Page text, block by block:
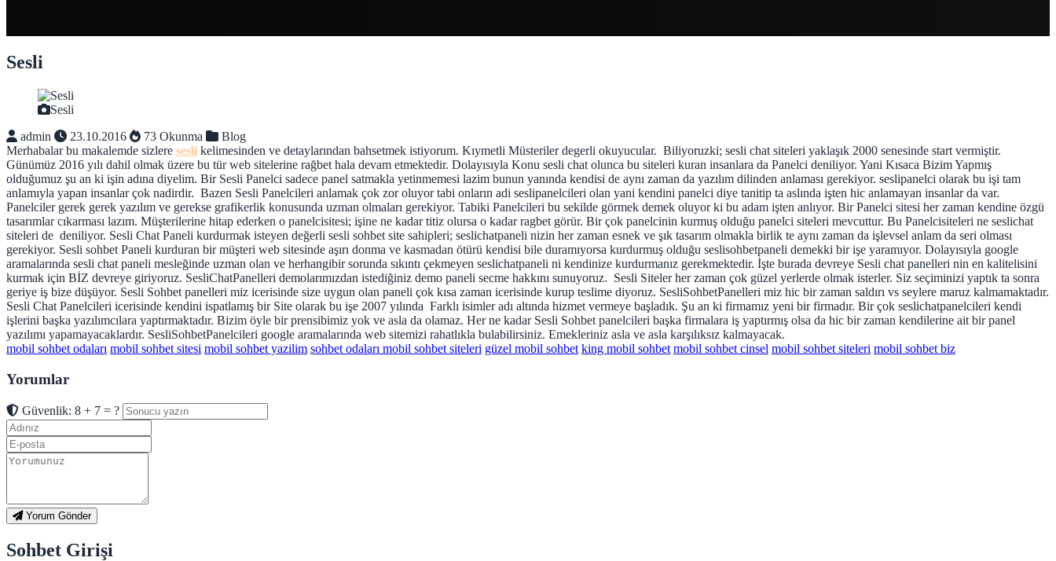
Sesli
Sesli
admin
23.10.2016 73 Okunma
Blog
Merhabalar bu makalemde sizlere sesli kelimesinden ve detaylarından bahsetmek istiyorum. Kıymetli Müsteriler degerli okuyucular. Biliyoruzki; sesli chat siteleri yaklaşık 2000 senesinde start vermiştir.
Günümüz 2016 yılı dahil olmak üzere bu tür web sitelerine rağbet hala devam etmektedir. Dolayısıyla Konu sesli chat olunca bu siteleri kuran insanlara da Panelci deniliyor. Yani Kısaca Bizim Yapmış
olduğumuz şu an ki işin adına diyelim. Bir Sesli Panelci sadece panel satmakla yetinmemesi lazim bunun yanında kendisi de aynı zaman da yazılım dilinden anlaması gerekiyor. seslipanelci olarak bu işi tam
anlamıyla yapan insanlar çok nadirdir. Bazen Sesli Panelcileri anlamak çok zor oluyor tabi onların adi seslipanelcileri olan yani kendini panelci diye tanitip ta aslında işten hic anlamayan insanlar da var.
Panelciler gerek gerek yazılım ve gerekse grafikerlik konusunda uzman olmaları gerekiyor. Tabiki Panelcileri bu sekilde görmek demek oluyor ki bu adam işten anlıyor. Bir Panelci sitesi her zaman kendine özgü
tasarımlar cıkarması lazım. Müşterilerine hitap ederken o panelcisitesi; işine ne kadar titiz olursa o kadar ragbet görür. Bir çok panelcinin kurmuş olduğu panelci siteleri mevcuttur. Bu Panelcisiteleri ne seslichat
siteleri de deniliyor. Sesli Chat Paneli kurdurmak isteyen değerli sesli sohbet site sahipleri; seslichatpaneli nizin her zaman esnek ve şık tasarım olmakla birlik te aynı zaman da işlevsel anlam da seri olması
gerekiyor. Sesli sohbet Paneli kurduran bir müşteri web sitesinde aşırı donma ve kasmadan ötürü kendisi bile duramıyorsa kurdurmuş olduğu seslisohbetpaneli demekki bir işe yaramıyor. Dolayısıyla google
aramalarında sesli chat paneli mesleğinde uzman olan ve herhangibir sorunda sıkıntı çekmeyen seslichatpaneli ni kendinize kurdurmanız gerekmektedir. İşte burada devreye Sesli chat panelleri nin en kalitelisini
kurmak için BİZ devreye giriyoruz. SesliChatPanelleri demolarımızdan istediğiniz demo paneli secme hakkını sunuyoruz. Sesli Siteler her zaman çok güzel yerlerde olmak isterler. Siz seçiminizi yaptık ta sonra
geriye iş bize düşüyor. Sesli Sohbet panelleri miz icerisinde size uygun olan paneli çok kısa zaman icerisinde kurup teslime diyoruz. SesliSohbetPanelleri miz hic bir zaman saldırı vs seylere maruz kalmamaktadır.
Sesli Chat Panelcileri icerisinde kendini ispatlamış bir Site olarak bu işe 2007 yılında Farklı isimler adı altında hizmet vermeye başladık. Şu an ki firmamız yeni bir firmadır. Bir çok seslichatpanelcileri kendi
işlerini başka yazılımcılara yaptırmaktadır. Bizim öyle bir prensibimiz yok ve asla da olamaz. Her ne kadar Sesli Sohbet panelcileri başka firmalara iş yaptırmış olsa da hic bir zaman kendilerine ait bir panel
yazılımı yapamayacaklardır. SesliSohbetPanelcileri google aramalarında web sitemizi rahatlıkla bulabilirsiniz. Emekleriniz asla ve asla karşılıksız kalmayacak.
mobil sohbet odaları mobil sohbet sitesi mobil sohbet yazilim sohbet odaları mobil sohbet siteleri güzel mobil sohbet king mobil sohbet mobil sohbet cinsel mobil sohbet siteleri mobil sohbet biz
Yorumlar
Güvenlik: 8 + 7 = ?
Yorum Gönder
Sohbet Girişi